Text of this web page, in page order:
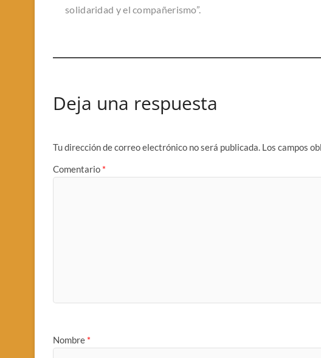
solidaridad y el compañerismo”.
Deja una respuesta
Tu dirección de correo electrónico no será publicada. Los campos
Comentario *
Nombre *